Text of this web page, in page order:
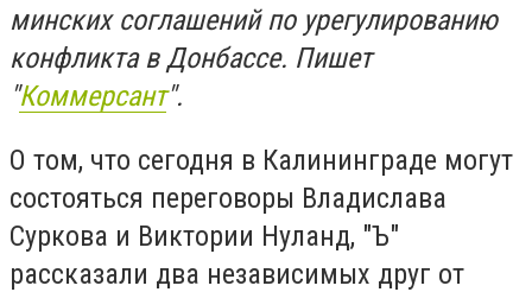
минских соглашений по урегулированию
конфликта в Донбассе. Пишет
"Коммерсант".
О том, что сегодня в Калининграде могут
состояться переговоры Владислава
Суркова и Виктории Нуланд, "Ъ"
рассказали два независимых друг от